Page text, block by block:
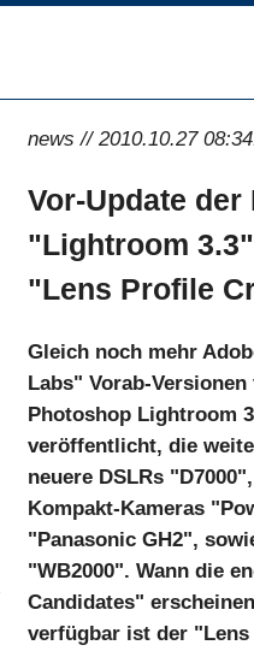
news // 2010.10.27
Vor-Update
"Lightroom
"Lens Profile
Gleich noch mehr
Labs" Vorab-
Photoshop Lightroom
veröffentlicht, die
neuere DSLRs
Kompakt-Kameras
"Panasonic GH2",
"WB2000". Wann die
Candidates"
verfügbar ist der